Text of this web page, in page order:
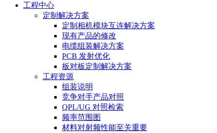
工程中心
定制解决方案
定制相机模块互连解决方案
现有产品的修改
电缆组装解决方案
PCB 发射优化
板对板定制解决方案
工程资源
组装说明
竞争对手产品对照
QPL/UG 对照检索
频率范围图
材料对射频性能至关重要